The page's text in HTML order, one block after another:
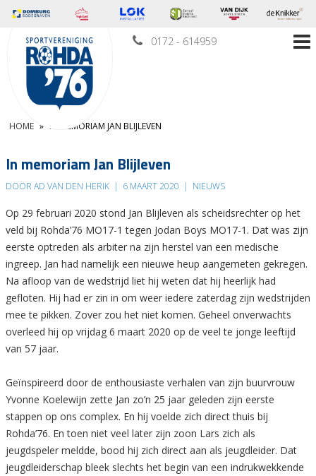
0172 - 614959
HOME » IN MEMORIAM JAN BLIJLEVEN
In memoriam Jan Blijleven
DOOR AD VAN DEN HERIK | 6 MAART 2020 | NIEUWS
Op 29 februari 2020 stond Jan Blijleven als scheidsrechter op het
veld bij Rohda’76 MO17-1 tegen Jodan Boys MO17-1. Dat was zijn
eerste optreden als arbiter na zijn herstel van een medische
ingreep. Jan had namelijk een nieuwe heup aangemeten gekregen.
Na afloop van de wedstrijd liet hij weten dat hij heerlijk had
gefloten. Hij had er zin in om weer iedere zaterdag zijn wedstrijden
mee te pikken. Zover zou het niet komen. Geheel onverwachts
overleed hij op vrijdag 6 maart 2020 op de veel te jonge leeftijd
van 57 jaar.
Geïnspireerd door de enthousiaste verhalen van zijn buurvrouw
Yvonne Koelewijn zette Jan zo’n 25 jaar geleden zijn eerste
stappen op ons complex. En hij voelde zich direct thuis bij
Rohda’76. En toen niet veel later zijn zoon Lars zich als
jeugdspeler meldde, bood hij zich direct aan als jeugdleider. Dat
jeugdleiderschap bleek slechts het begin van een indrukwekkende